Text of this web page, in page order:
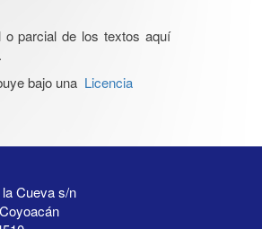
o parcial de los textos aquí
bajo una Licencia
Cueva s/n